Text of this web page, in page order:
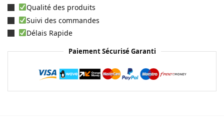
Qualité des produits
Suivi des commandes
Délais Rapide
Paiement Sécurisé Garanti